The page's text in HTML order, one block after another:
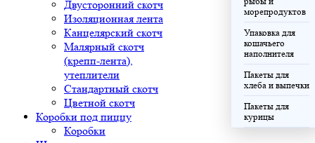
Двусторонний скотч
Изоляционная лента
Канцелярский скотч
Малярный скотч
(крепп-лента),
утеплители
Стандартный скотч
Цветной скотч
Коробки под пиццу
Коробки
морепродуктов
Упаковка для
кошачьего
наполнителя
Пакеты для
хлеба и выпечки
Пакеты для
курицы